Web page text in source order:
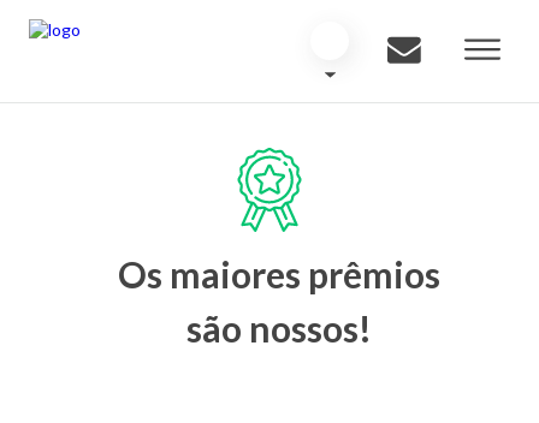
Os maiores prêmios
são nossos!